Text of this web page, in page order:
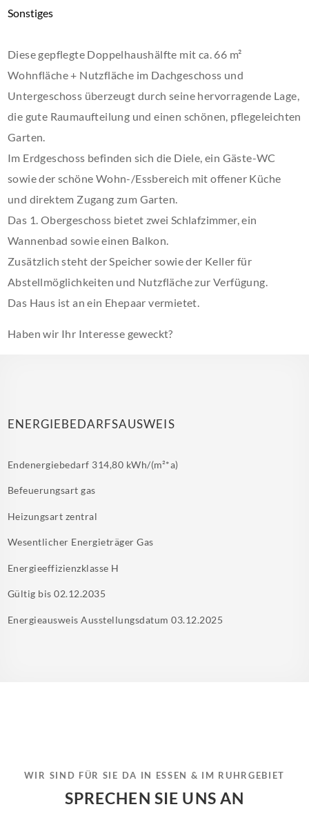
Sonstiges
Diese gepflegte Doppelhaushälfte mit ca. 66 m²
Wohnfläche + Nutzfläche im Dachgeschoss und
Untergeschoss überzeugt durch seine hervorragende Lage,
die gute Raumaufteilung und einen schönen, pflegeleichten
Garten.
Im Erdgeschoss befinden sich die Diele, ein Gäste-WC
sowie der schöne Wohn-/Essbereich mit offener Küche
und direktem Zugang zum Garten.
Das 1. Obergeschoss bietet zwei Schlafzimmer, ein
Wannenbad sowie einen Balkon.
Zusätzlich steht der Speicher sowie der Keller für
Abstellmöglichkeiten und Nutzfläche zur Verfügung.
Das Haus ist an ein Ehepaar vermietet.
Haben wir Ihr Interesse geweckt?
ENERGIEBEDARFSAUSWEIS
Endenergiebedarf 314,80 kWh/(m²*a)
Befeuerungsartgas
Heizungsart zentral
Wesentlicher EnergieträgerGas
Energieeffizienzklasse H
Gültig bis02.12.2035
Energieausweis Ausstellungsdatum03.12.2025
WIR SIND FÜR SIE DA IN ESSEN & IM RUHRGEBIET
SPRECHEN SIE UNS AN